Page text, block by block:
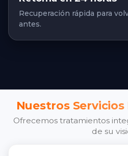
Recuperación rápida para
antes.
Nuestros
Ofrecemos tratamientos
de su